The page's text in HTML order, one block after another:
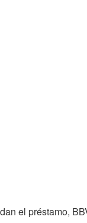
el préstamo,